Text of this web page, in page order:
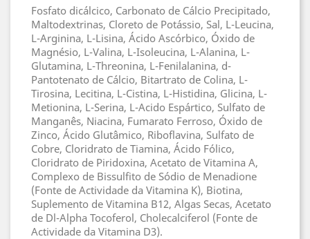
Fosfato dicálcico, Carbonato de Cálcio Precipitado,
Maltodextrinas, Cloreto de Potássio, Sal, L-Leucina,
L-Arginina, L-Lisina, Ácido Ascórbico, Óxido de
Magnésio, L-Valina, L-Isoleucina, L-Alanina, L-
Glutamina, L-Threonina, L-Fenilalanina, d-
Pantotenato de Cálcio, Bitartrato de Colina, L-
Tirosina, Lecitina, L-Cistina, L-Histidina, Glicina, L-
Metionina, L-Serina, L-Acido Espártico, Sulfato de
Manganês, Niacina, Fumarato Ferroso, Óxido de
Zinco, Ácido Glutâmico, Riboflavina, Sulfato de
Cobre, Cloridrato de Tiamina, Ácido Fólico,
Cloridrato de Piridoxina, Acetato de Vitamina A,
Complexo de Bissulfito de Sódio de Menadione
(Fonte de Actividade da Vitamina K), Biotina,
Suplemento de Vitamina B12, Algas Secas, Acetato
de Dl-Alpha Tocoferol, Cholecalciferol (Fonte de
Actividade da Vitamina D3).